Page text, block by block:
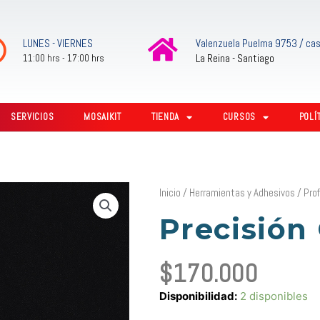
LUNES - VIERNES
11:00 hrs - 17:00 hrs
Valenzuela Puelma 9753 /
La Reina - Santiago
SERVICIOS MOSAIKIT TIENDA CURSOS
Inicio / Herramientas y Adhesivos /
Precisión
$170.000
Disponibilidad: 2 disponibles
Precisión